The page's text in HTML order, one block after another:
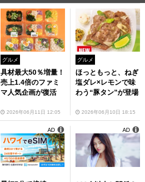
グルメ
具材最大50％増量！
売上1.4倍のファミ
マ人気企画が復活
2026年06月11日 12:05
グルメ
ほっともっと、ねぎ
塩ダレ×レモンで味
わう“豚タン”が登場
2026年06月10日 18:15
AD AD